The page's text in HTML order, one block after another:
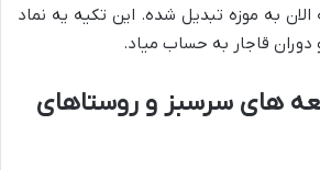
به موزه تبدیل شده. این تکیه یه نماد
دوران قاجار به حساب میاد.
های سرسبز و روستاهای